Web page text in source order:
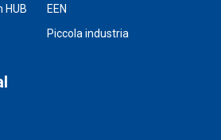
HUB
EEN
Piccola industria